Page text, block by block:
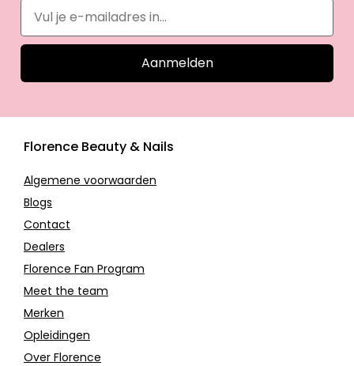
Aanmelden
Florence Beauty & Nails
Algemene voorwaarden
Blogs
Contact
Dealers
Florence Fan Program
Meet the team
Merken
Opleidingen
Over Florence